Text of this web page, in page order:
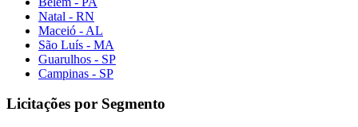
Natal - RN
Maceió - AL
São Luís - MA
Guarulhos - SP
Campinas - SP
Licitações por Segmento